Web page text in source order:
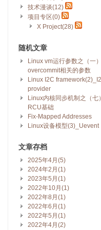
技术漫谈(12)
项目专区(0)
X Project(28)
随机文章
Linux vm运行参数之（一）
overcommit相关的参数
Linux I2C
provider
Linux内核同步机制之（七
RCU基础
Fix-Mapped Addresses
Linux设备模型(3)_Uevent
文章存档
2025年4月(5)
2024年2月(1)
2023年5月(1)
2022年10月(1)
2022年8月(1)
2022年6月(1)
2022年5月(1)
2022年4月(2)